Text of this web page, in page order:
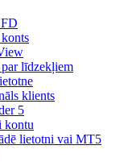
līdzekļiem
klients
5
kontu
lietotni vai MT5